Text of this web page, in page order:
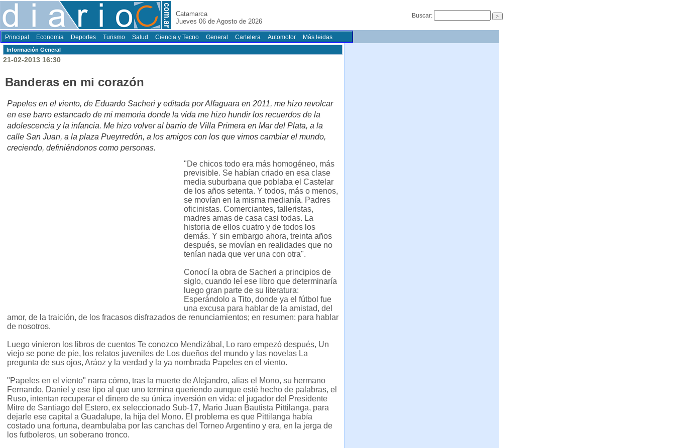
Catamarca
Jueves 06 de Agosto de 2026
Buscar:
Principal Economia Deportes Turismo Salud Ciencia y Tecno General Cartelera Automotor Más leidas
Información General
21-02-2013 16:30
Banderas en mi corazón
Papeles en el viento, de Eduardo Sacheri y editada por Alfaguara en 2011, me hizo revolcar
en ese barro estancado de mi memoria donde la vida me hizo hundir los recuerdos de la
adolescencia y la infancia. Me hizo volver al barrio de Villa Primera en Mar del Plata, a la
calle San Juan, a la plaza Pueyrredón, a los amigos con los que vimos cambiar el mundo,
creciendo, definiéndonos como personas.
"De chicos todo era más homogéneo, más
previsible. Se habían criado en esa clase
media suburbana que poblaba el Castelar
de los años setenta. Y todos, más o menos,
se movían en la misma medianía. Padres
oficinistas. Comerciantes, talleristas,
madres amas de casa casi todas. La
historia de ellos cuatro y de todos los
demás. Y sin embargo ahora, treinta años
después, se movían en realidades que no
tenían nada que ver una con otra".
Conocí la obra de Sacheri a principios de
siglo, cuando leí ese libro que determinaría
luego gran parte de su literatura:
Esperándolo a Tito, donde ya el fútbol fue
una excusa para hablar de la amistad, del
amor, de la traición, de los fracasos disfrazados de renunciamientos; en resumen: para hablar
de nosotros.
Luego vinieron los libros de cuentos Te conozco Mendizábal, Lo raro empezó después, Un
viejo se pone de pie, los relatos juveniles de Los dueños del mundo y las novelas La
pregunta de sus ojos, Aráoz y la verdad y la ya nombrada Papeles en el viento.
"Papeles en el viento" narra cómo, tras la muerte de Alejandro, alias el Mono, su hermano
Fernando, Daniel y ese tipo al que uno termina queriendo aunque esté hecho de palabras, el
Ruso, intentan recuperar el dinero de su única inversión en vida: el jugador del Presidente
Mitre de Santiago del Estero, ex seleccionado Sub-17, Mario Juan Bautista Pittilanga, para
dejarle ese capital a Guadalupe, la hija del Mono. El problema es que Pittilanga había
costado una fortuna, deambulaba por las canchas del Torneo Argentino y era, en la jerga de
los futboleros, un soberano tronco.